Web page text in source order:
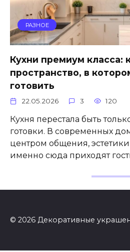
РАЗНОЕ
Кухни премиум класса:
пространство, в
готовить
22.05.2026 3 120
Кухня перестала быть
готовки. В современных
центром общения,
именно сюда приходят
© 2026 Декоративные